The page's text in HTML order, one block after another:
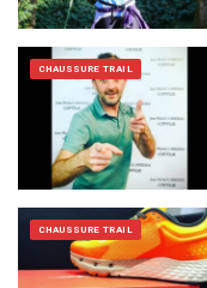
CHAUSSURE TRAIL
CHAUSSURE TRAIL